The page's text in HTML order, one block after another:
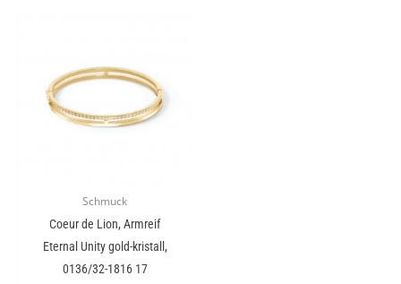
Schmuck
Coeur de Lion, Armreif
Eternal Unity gold-kristall,
0136/32-1816 17